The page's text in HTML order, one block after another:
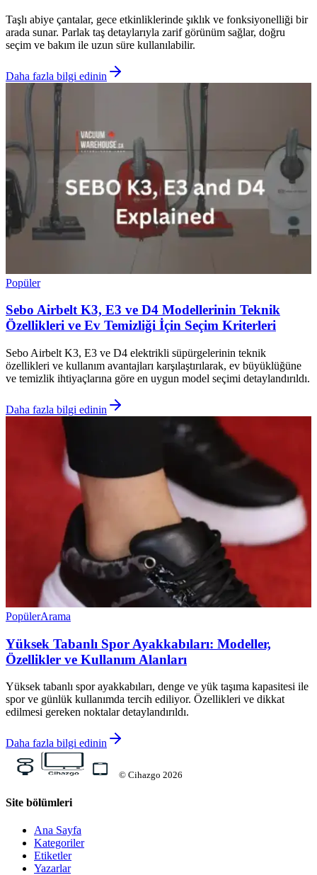
Taşlı abiye çantalar, gece etkinliklerinde şıklık ve fonksiyonelliği bir
arada sunar. Parlak taş detaylarıyla zarif görünüm sağlar, doğru
seçim ve bakım ile uzun süre kullanılabilir.
Daha fazla bilgi edinin
Popüler
Sebo Airbelt K3, E3 ve D4 Modellerinin Teknik
Özellikleri ve Ev Temizliği İçin Seçim Kriterleri
Sebo Airbelt K3, E3 ve D4 elektrikli süpürgelerinin teknik
özellikleri ve kullanım avantajları karşılaştırılarak, ev büyüklüğüne
ve temizlik ihtiyaçlarına göre en uygun model seçimi detaylandırıldı.
Daha fazla bilgi edinin
PopülerArama
Yüksek Tabanlı Spor Ayakkabıları: Modeller,
Özellikler ve Kullanım Alanları
Yüksek tabanlı spor ayakkabıları, denge ve yük taşıma kapasitesi ile
spor ve günlük kullanımda tercih ediliyor. Özellikleri ve dikkat
edilmesi gereken noktalar detaylandırıldı.
Daha fazla bilgi edinin
© Cihazgo 2026
Site bölümleri
Ana Sayfa
Kategoriler
Etiketler
Yazarlar